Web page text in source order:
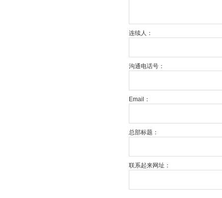
连续人：
沟通电话号：
Email：
总部标题：
联系起来网址：